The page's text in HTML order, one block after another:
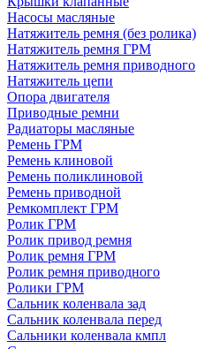
Насосы масляные
Натяжитель ремня (без ролика)
Натяжитель ремня ГРМ
Натяжитель ремня приводного
Натяжитель цепи
Опора двигателя
Приводные ремни
Радиаторы масляные
Ремень ГРМ
Ремень клиновой
Ремень поликлиновой
Ремень приводной
Ремкомплект ГРМ
Ролик ГРМ
Ролик привод ремня
Ролик ремня ГРМ
Ролик ремня приводного
Ролики ГРМ
Сальник коленвала зад
Сальник коленвала перед
Сальники коленвала кмпл